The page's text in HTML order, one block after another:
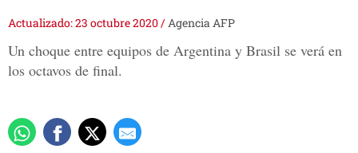
Actualizado: 23 octubre 2020/Agencia AFP
Un choque entre equipos de Argentina y Brasil se verá en
los octavos de final.